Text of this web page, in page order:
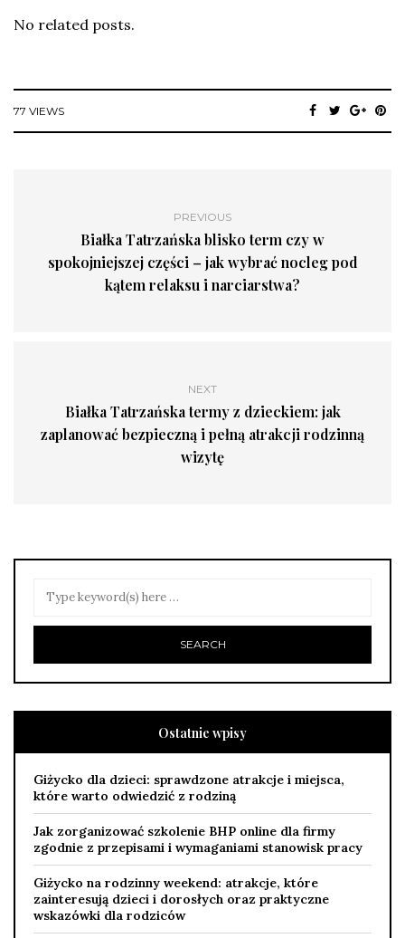
No related posts.
77 VIEWS
PREVIOUS
Białka Tatrzańska blisko term czy w
spokojniejszej części – jak wybrać nocleg pod
kątem relaksu i narciarstwa?
NEXT
Białka Tatrzańska termy z dzieckiem: jak
zaplanować bezpieczną i pełną atrakcji rodzinną
wizytę
Ostatnie wpisy
Giżycko dla dzieci: sprawdzone atrakcje i miejsca,
które warto odwiedzić z rodziną
Jak zorganizować szkolenie BHP online dla firmy
zgodnie z przepisami i wymaganiami stanowisk pracy
Giżycko na rodzinny weekend: atrakcje, które
zainteresują dzieci i dorosłych oraz praktyczne
wskazówki dla rodziców